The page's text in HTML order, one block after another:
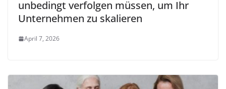
unbedingt verfolgen müssen, um Ihr
Unternehmen zu skalieren
April 7, 2026